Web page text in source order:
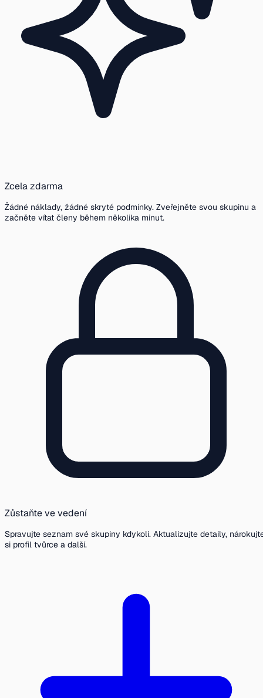
Zcela zdarma
Žádné náklady, žádné skryté podmínky. Zveřejněte svou skupinu a
začněte vítat členy během několika minut.
Zůstaňte ve vedení
Spravujte seznam své skupiny kdykoli. Aktualizujte detaily,
si profil tvůrce a další.